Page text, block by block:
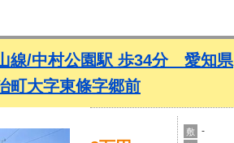
線/中村公園駅 歩34分 愛知県
町大字東條字郷前
敷 -